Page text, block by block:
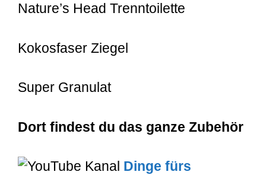
Nature’s Head Trenntoilette
Kokosfaser Ziegel
Super Granulat
Dort findest du das ganze Zubehör
Dinge fürs